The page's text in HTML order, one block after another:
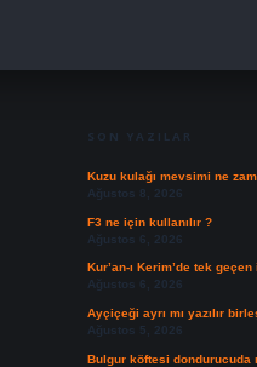
SON YAZILAR
Kuzu kulağı mevsimi ne
Ağustos 8, 2026
F3 ne için kullanılır ?
Ağustos 6, 2026
Kur’an-ı Kerim’de tek
Ağustos 6, 2026
Ayçiçeği ayrı mı yazılır
Ağustos 5, 2026
Bulgur köftesi dondurucuda